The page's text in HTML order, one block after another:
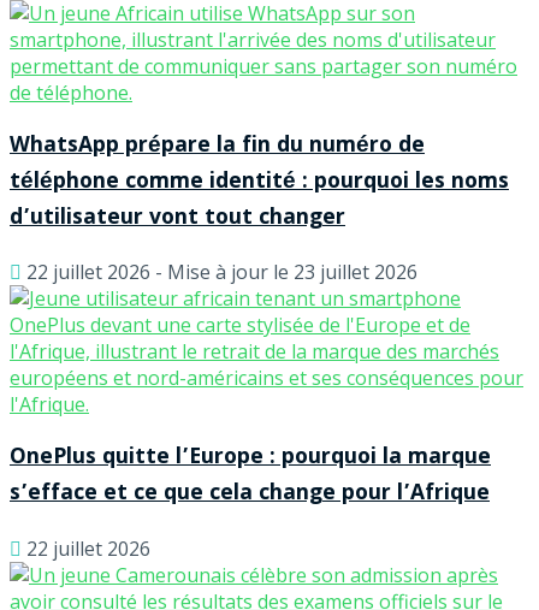
WhatsApp prépare la fin du numéro de
téléphone comme identité : pourquoi les noms
d’utilisateur vont tout changer
22 juillet 2026 - Mise à jour le 23 juillet 2026
OnePlus quitte l’Europe : pourquoi la marque
s’efface et ce que cela change pour l’Afrique
22 juillet 2026